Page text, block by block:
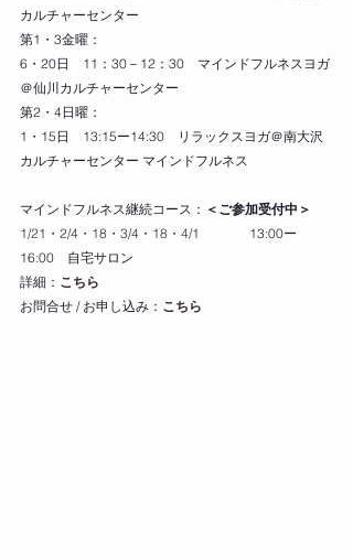
カルチャーセンター
第1・3金曜：
6・20日　11：30－12：30　マインドフルネスヨガ
＠仙川カルチャーセンター
第2・4日曜：
1・15日　13:15ー14:30　リラックスヨガ＠南大沢
カルチャーセンター マインドフルネス
マインドフルネス継続コース： ＜ご参加受付中＞
1/21・2/4・18・3/4・18・4/1 13:00ー
16:00　自宅サロン
詳細： こちら
お問合せ / お申し込み： こちら